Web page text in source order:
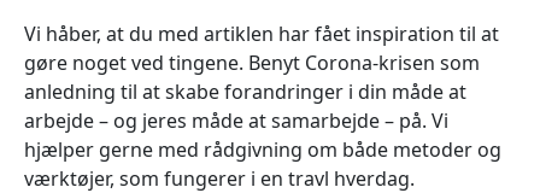
Vi håber, at du med artiklen har fået inspiration til at
gøre noget ved tingene. Benyt Corona-krisen som
anledning til at skabe forandringer i din måde at
arbejde – og jeres måde at samarbejde – på. Vi
hjælper gerne med rådgivning om både metoder og
værktøjer, som fungerer i en travl hverdag.